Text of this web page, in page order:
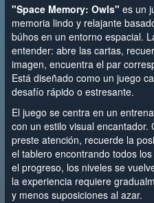
"Space Memory: Owls" es un
memoria lindo y relajante
búhos en un entorno espacial.
entender: abre las cartas,
imagen, encuentra el par
Está diseñado como un juego
desafío rápido o estresante.
El juego se centra en un
con un estilo visual
preste atención, recuerde la
el tablero encontrando todos
el progreso, los niveles se
la experiencia requiere
y menos suposiciones al azar.